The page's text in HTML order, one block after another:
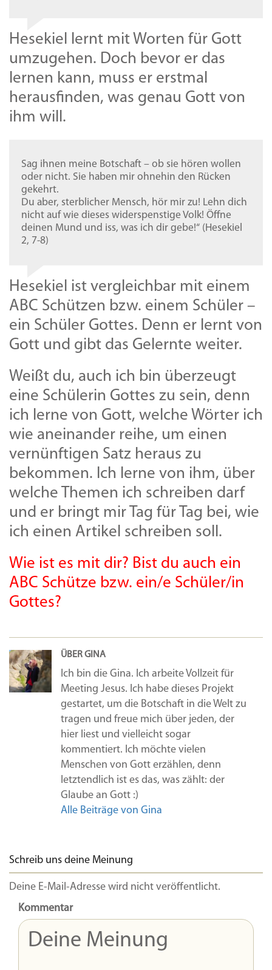
Hesekiel lernt mit Worten für Gott
umzugehen. Doch bevor er das
lernen kann, muss er erstmal
herausfinden, was genau Gott von
ihm will.
Sag ihnen meine Botschaft – ob sie hören wollen
oder nicht. Sie haben mir ohnehin den Rücken
gekehrt.
Du aber, sterblicher Mensch, hör mir zu! Lehn dich
nicht auf wie dieses widerspenstige Volk! Öffne
deinen Mund und iss, was ich dir gebe!“ (Hesekiel
2, 7-8)
Hesekiel ist vergleichbar mit einem
ABC Schützen bzw. einem Schüler –
ein Schüler Gottes. Denn er lernt von
Gott und gibt das Gelernte weiter.
Weißt du, auch ich bin überzeugt
eine Schülerin Gottes zu sein, denn
ich lerne von Gott, welche Wörter ich
wie aneinander reihe, um einen
vernünftigen Satz heraus zu
bekommen. Ich lerne von ihm, über
welche Themen ich schreiben darf
und er bringt mir Tag für Tag bei, wie
ich einen Artikel schreiben soll.
Wie ist es mit dir? Bist du auch ein
ABC Schütze bzw. ein/e Schüler/in
Gottes?
ÜBER GINA
Ich bin die Gina. Ich arbeite Vollzeit für
Meeting Jesus. Ich habe dieses Projekt
gestartet, um die Botschaft in die Welt zu
tragen und freue mich über jeden, der
hier liest und vielleicht sogar
kommentiert. Ich möchte vielen
Menschen von Gott erzählen, denn
letztendlich ist es das, was zählt: der
Glaube an Gott :)
Alle Beiträge von Gina
Schreib uns deine Meinung
Deine E-Mail-Adresse wird nicht veröffentlicht.
Kommentar